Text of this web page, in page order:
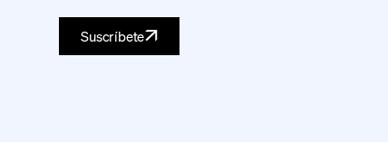
Suscríbete